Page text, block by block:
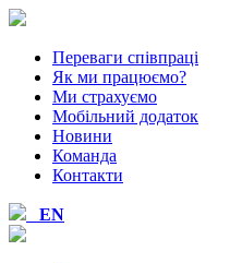
Переваги співпраці
Як ми працюємо?
Ми страхуємо
Мобiльний додаток
Новини
Команда
Контакти
EN